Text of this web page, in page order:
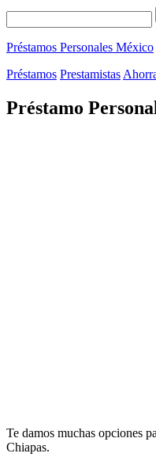
Préstamos Personales México
Préstamos Prestamistas
Préstamo
Te damos muchas opciones
Chiapas.